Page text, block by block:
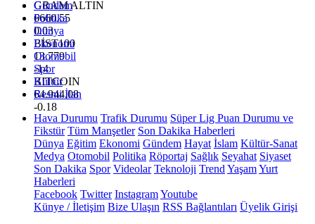
GRAM ALTIN
6660.55
0.03
BİST100
13.779
-14
BITCOIN
64.944,08
-0.18
Gündem
Politika
Dünya
Ekonomi
Otomobil
Spor
Kültür
Resmi İlan
Hava Durumu Trafik Durumu Süper Lig Puan Durumu ve
Fikstür Tüm Manşetler Son Dakika Haberleri
Dünya Eğitim Ekonomi Gündem Hayat İslam Kültür-Sanat
Medya Otomobil Politika Röportaj Sağlık Seyahat Siyaset
Son Dakika Spor Videolar Teknoloji Trend YaşamYurt
Haberleri
Facebook Twitter InstagramYoutube
Künye / İletişim Bize Ulaşın RSS Bağlantıları Üyelik Girişi